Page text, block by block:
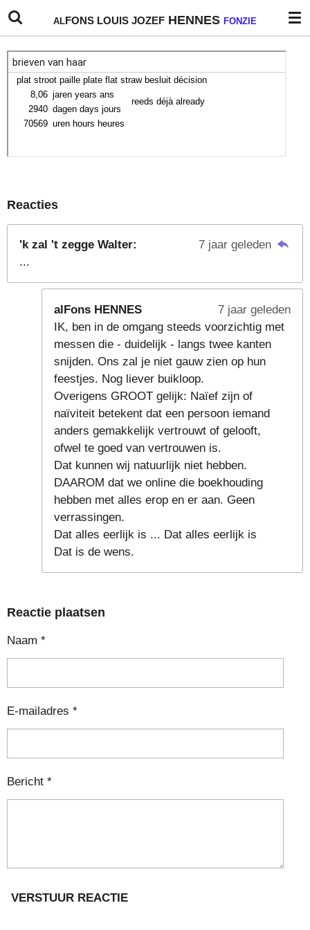
Ga
direct
naar
de
hoofdinhoud
ALFONS LOUIS JOZEF HENNES FONZIE
Reacties
'k zal 't zegge Walter:
7 jaar geleden
...
alFons HENNES
7 jaar geleden
IK, ben in de omgang steeds voorzichtig met
messen die - duidelijk - langs twee kanten
snijden. Ons zal je niet gauw zien op hun
feestjes. Nog liever buikloop.
Overigens GROOT gelijk: Naïef zijn of
naïviteit betekent dat een persoon iemand
anders gemakkelijk vertrouwt of gelooft,
ofwel te goed van vertrouwen is.
Dat kunnen wij natuurlijk niet hebben.
DAAROM dat we online die boekhouding
hebben met alles erop en er aan. Geen
verrassingen.
Dat alles eerlijk is ... Dat alles eerlijk is
Dat is de wens.
Reactie plaatsen
Naam *
E-mailadres *
Bericht *
VERSTUUR REACTIE